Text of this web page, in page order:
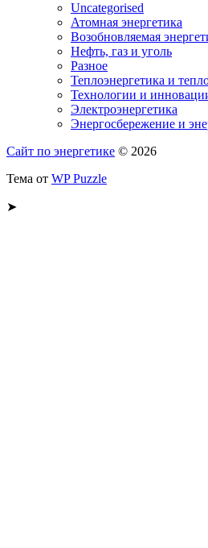
Uncategorised
Атомная энергетика
Возобновляемая
Нефть, газ и уголь
Разное
Теплоэнергетика и
Технологии и
Электроэнергетика
Энергосбережение и
Сайт по энергетике © 2026
Тема от WP Puzzle
➤